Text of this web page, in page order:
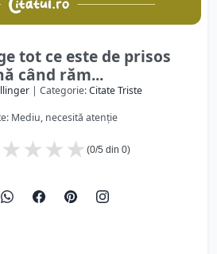
tot ce este de prisos
când răm...
| Categorie:Citate Triste
Mediu, necesită atenție
★
★
★
★ (0/5 din 0)